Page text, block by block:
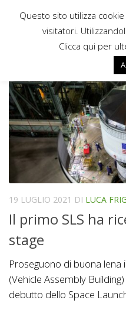
Sotto il contenuto
LAUNCH ABORT
19 LUGLIO 2021 DI LUCA
Il primo SLS ha
stage
Proseguono di buona lena
(Vehicle Assembly
debutto dello Space
Questo sito utilizza
visitatori.
Clicca qui per